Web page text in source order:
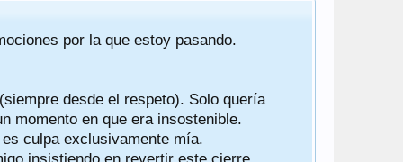
por la que estoy pasando.
desde el respeto). Solo quería
momento en que era insostenible.
culpa exclusivamente mía.
insistiendo en revertir este cierre.